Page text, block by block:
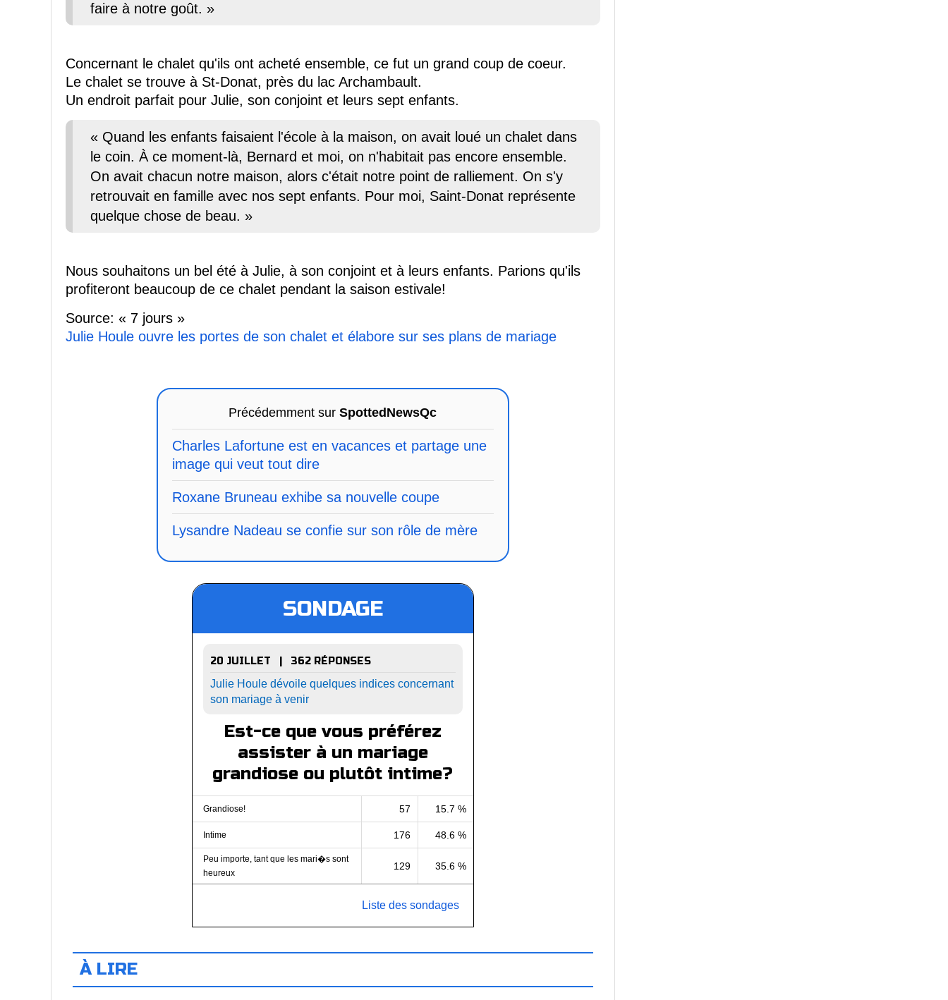
faire à notre goût. »
Concernant le chalet qu'ils ont acheté ensemble, ce fut un grand coup de coeur.
Le chalet se trouve à St-Donat, près du lac Archambault.
Un endroit parfait pour Julie, son conjoint et leurs sept enfants.
« Quand les enfants faisaient l'école à la maison, on avait loué un chalet dans
le coin. À ce moment-là, Bernard et moi, on n'habitait pas encore ensemble.
On avait chacun notre maison, alors c'était notre point de ralliement. On s'y
retrouvait en famille avec nos sept enfants. Pour moi, Saint-Donat représente
quelque chose de beau. »
Nous souhaitons un bel été à Julie, à son conjoint et à leurs enfants. Parions qu'ils
profiteront beaucoup de ce chalet pendant la saison estivale!
Source: « 7 jours »
Julie Houle ouvre les portes de son chalet et élabore sur ses plans de mariage
Précédemment surSpottedNewsQc
Charles Lafortune est en vacances et partage une
image qui veut tout dire
Roxane Bruneau exhibe sa nouvelle coupe
Lysandre Nadeau se confie sur son rôle de mère
SONDAGE
20 JUILLET | 362 RÉPONSES
Julie Houle dévoile quelques indices concernant
son mariage à venir
Est-ce que vous préférez
assister à un mariage
grandiose ou plutôt intime?
Grandiose! 57 15.7 %
Intime 176 48.6 %
Peu importe, tant que les mari�s sont
heureux
129 35.6 %
Liste des sondages
À LIRE